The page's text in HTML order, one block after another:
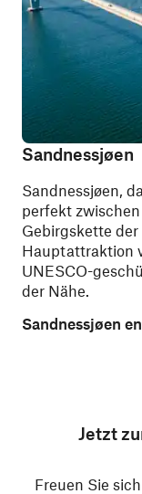
Sandnessjøen
Sandnessjøen,
perfekt
Gebirgskette
Hauptattraktion
UNESCO-
der Nähe.
Sandnessjøen
Jetzt
Freuen Sie